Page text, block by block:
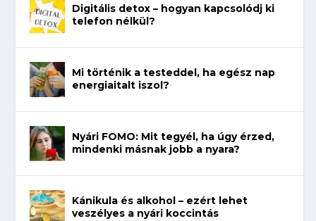
Digitális detox – hogyan kapcsolódj ki
telefon nélkül?
Mi történik a testeddel, ha egész nap
energiaitalt iszol?
Nyári FOMO: Mit tegyél, ha úgy érzed,
mindenki másnak jobb a nyara?
Kánikula és alkohol – ezért lehet
veszélyes a nyári koccintás